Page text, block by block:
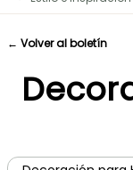
← Volver al boletín